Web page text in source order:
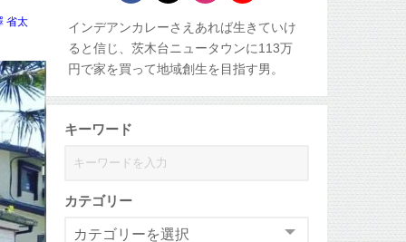
省太
インデアンカレーさえあれば生きていけ
ると信じ、茨木台ニュータウンに113万
円で家を買って地域創生を目指す男。
キーワード
カテゴリー